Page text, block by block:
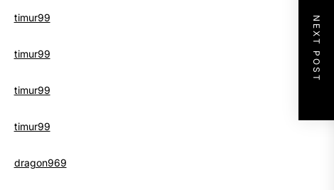
NEXT POST
timur99
timur99
timur99
timur99
dragon969